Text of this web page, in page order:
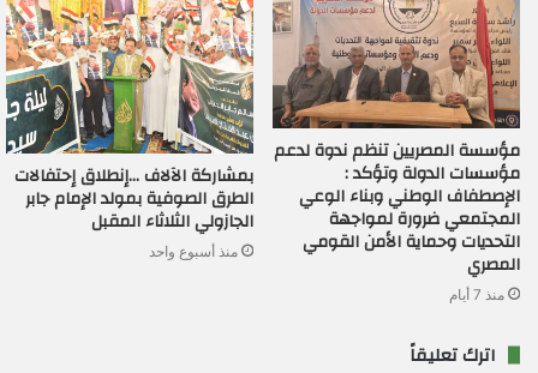
مؤسسة المصريين تنظم ندوة لدعم
مؤسسات الدولة وتؤكد :
الإصطفاف الوطني وبناء الوعي
المجتمعي ضرورة لمواجهة
التحديات وحماية الأمن القومي
المصري
منذ 7 أيام
بمشاركة الآلاف …إنطلاق إحتفالات
الطرق الصوفية بمولد الإمام جابر
الجازولي الثلاثاء المقبل
منذ أسبوع واحد
اترك تعليقاً